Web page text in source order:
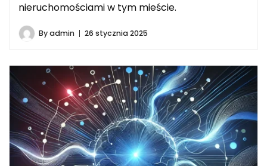
nieruchomościami w tym mieście.
Byadmin 26 stycznia 2025